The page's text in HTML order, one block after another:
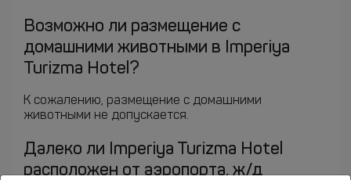
Возможно ли размещение с
домашними животными в Imperiya
Turizma Hotel?
К сожалению, размещение с домашними
животными не допускается.
Далеко ли Imperiya Turizma Hotel
расположен от аэропорта, ж/д